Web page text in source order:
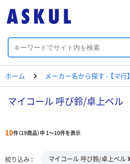
ホーム メーカー名から探す - 【マ行】
マイコール 呼び鈴/卓上ベル
10件（19商品）中 1～10件を表示
絞り込み マイコール 呼び鈴/卓上ベル